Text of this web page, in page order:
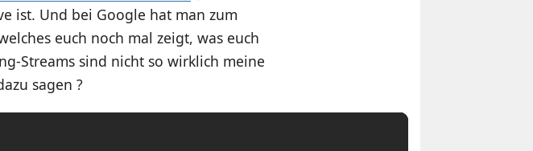
ist. Und bei Google hat man zum
euch noch mal zeigt, was euch
Streams sind nicht so wirklich meine
sagen ?